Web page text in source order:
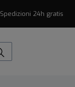
Spedizioni 24h gratis